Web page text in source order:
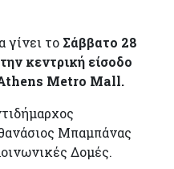
το Σάββατο 28
κεντρική είσοδο
Metro Mall.
Μπαμπάνας
Δομές.